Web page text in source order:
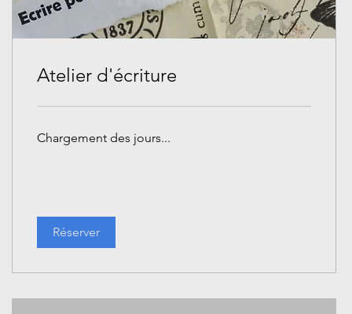
Atelier d'écriture
Chargement des jours...
Réserver